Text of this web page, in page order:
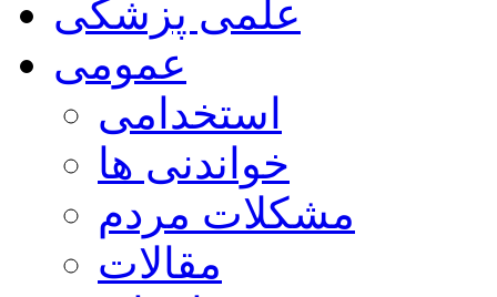
علمی پزشکی
عمومی
استخدامی
خواندنی ها
مشکلات مردم
مقالات